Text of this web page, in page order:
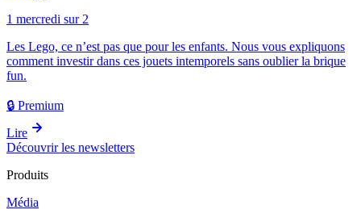
1 mercredi sur 2
Les Lego, ce n’est pas que pour les enfants. Nous vous expliquons
comment investir dans ces jouets intemporels sans oublier la brique
fun.
🔒 Premium
Lire
Découvrir les newsletters
Produits
Média